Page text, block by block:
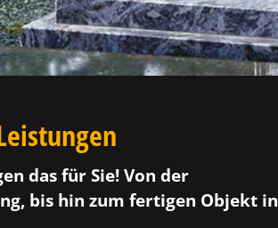
das für Sie! Von der
bis hin zum fertigen Objekt in